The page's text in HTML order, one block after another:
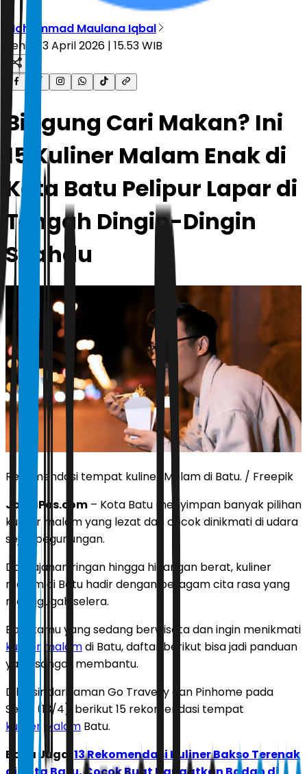
Mohammad Maulana Iqbal
Senin, 13 April 2026 | 15.53 WIB
Bingung Cari Makan? Ini
15 Kuliner Malam Enak di
Kota Batu Pelipur Lapar di
Tengah Dingin-Dingin
Syahdu
Rekomendasi tempat kuliner Malam di Batu. / Freepik
JawaPos.com – Kota Batu menyimpan banyak pilihan
kuliner malam yang lezat dan cocok dinikmati di udara
sejuk pegunungan.
Dari jajanan ringan hingga hidangan berat, kuliner
malam di Batu hadir dengan beragam cita rasa yang
menggugah selera.
Bagi kamu yang sedang berwisata dan ingin menikmati
kuliner malamdi Batu, daftar berikut bisa jadi panduan
yang sangat membantu.
Dilansir dari lamanGo Travellydan Pinhome pada
Senin (13/4), berikut 15 rekomendasi tempat
kuliner Malam Batu.
Baca Juga: 13 Rekomendasi Kuliner Bakso Terenak